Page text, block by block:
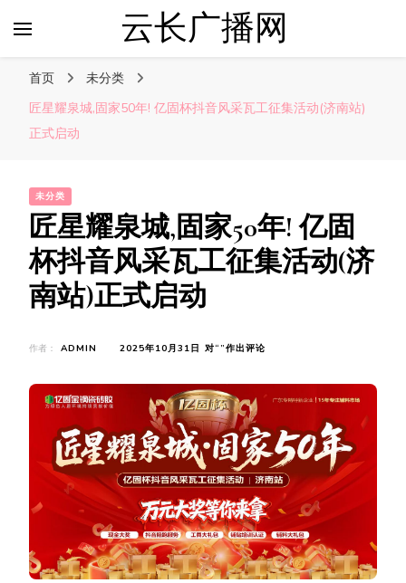
云长广播网
首页
未分类
匠星耀泉城,固家50年! 亿固杯抖音风采瓦工征集活动(济南站)
正式启动
未分类
匠星耀泉城,固家50年! 亿固
杯抖音风采瓦工征集活动(济
南站)正式启动
作者： ADMIN 2025年10月31日 对“ 匠
泉
城,
固
家
50
年!
固
杯
抖
音
风
”作出评论